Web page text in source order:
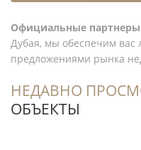
Какой
покупателю?
Нужна проверка
Официальные партнеры
Дубая, мы обеспечим
предложениями рынка
НЕДАВНО
ОБЪЕКТЫ